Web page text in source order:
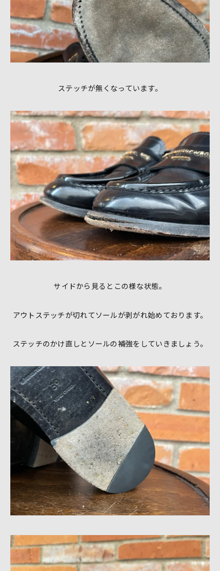
ステッチが無くなっています。
サイドから見るとこの様な状態。
アウトステッチが切れてソールが剥がれ始めております。
ステッチのかけ直しとソールの補強をしていきましょう。